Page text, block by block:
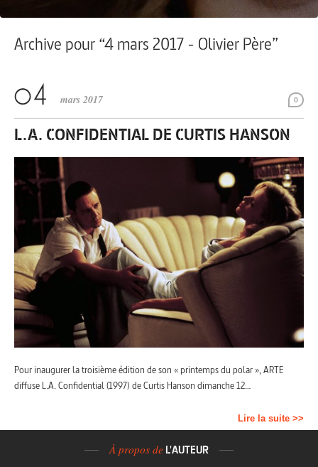
Archive pour “4 mars 2017 - Olivier Père”
0
mars 2017
L.A. CONFIDENTIAL DE CURTIS HANSON
Pour inaugurer la troisième édition de son « printemps du polar », ARTE
diffuse L.A. Confidential (1997) de Curtis Hanson dimanche 12…
Lire la suite >>
À propos de L'AUTEUR